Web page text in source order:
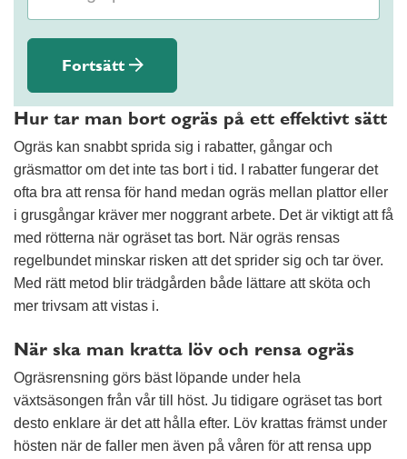
Fortsätt
Hur tar man bort ogräs på ett effektivt sätt
Ogräs kan snabbt sprida sig i rabatter, gångar och
gräsmattor om det inte tas bort i tid. I rabatter fungerar det
ofta bra att rensa för hand medan ogräs mellan plattor eller
i grusgångar kräver mer noggrant arbete. Det är viktigt att få
med rötterna när ogräset tas bort. När ogräs rensas
regelbundet minskar risken att det sprider sig och tar över.
Med rätt metod blir trädgården både lättare att sköta och
mer trivsam att vistas i.
När ska man kratta löv och rensa ogräs
Ogräsrensning görs bäst löpande under hela
växtsäsongen från vår till höst. Ju tidigare ogräset tas bort
desto enklare är det att hålla efter. Löv krattas främst under
hösten när de faller men även på våren för att rensa upp